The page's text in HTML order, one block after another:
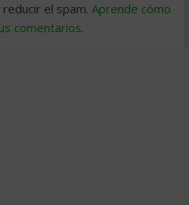
el spam. Aprende cómo
comentarios.